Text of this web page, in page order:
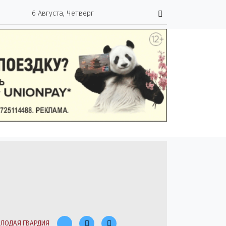
6 Августа, Четверг
ГВАРДИЯ